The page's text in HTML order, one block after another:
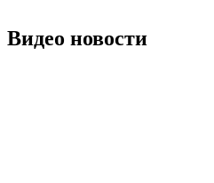
Видео новости